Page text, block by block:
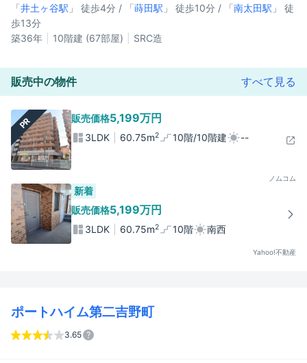
「井土ヶ谷駅 」 徒歩4分 / 「蒔田駅 」 徒歩10分 / 「南太田駅 」 徒
歩13分
築36年
10階建 (67部屋) SRC造
販売中の物件 すべて見る
PR 販売価格5,199万円
3LDK 60.75m2 10階/10階建 --
ノムコム
新着
販売価格5,199万円
3LDK 60.75m2 10階 南西
Yahoo!不動産
ポートハイム第二吉野町
3.65